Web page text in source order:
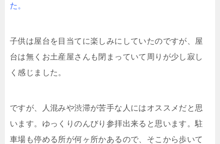
た。
子供は屋台を目当てに楽しみにしていたのですが、屋
台は無くお土産屋さんも閉まっていて周りが少し寂し
く感じました。
ですが、人混みや渋滞が苦手な人にはオススメだと思
います。ゆっくりのんびり参拝出来ると思います。駐
車場も停める所が何ヶ所かあるので、そこから歩いて